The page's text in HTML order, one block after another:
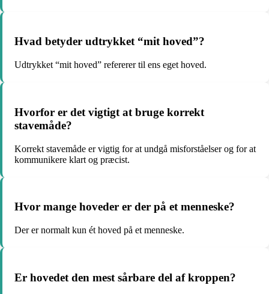
Hvad betyder udtrykket “mit hoved”?
Udtrykket “mit hoved” refererer til ens eget hoved.
Hvorfor er det vigtigt at bruge korrekt
stavemåde?
Korrekt stavemåde er vigtig for at undgå misforståelser og for at
kommunikere klart og præcist.
Hvor mange hoveder er der på et menneske?
Der er normalt kun ét hoved på et menneske.
Er hovedet den mest sårbare del af kroppen?